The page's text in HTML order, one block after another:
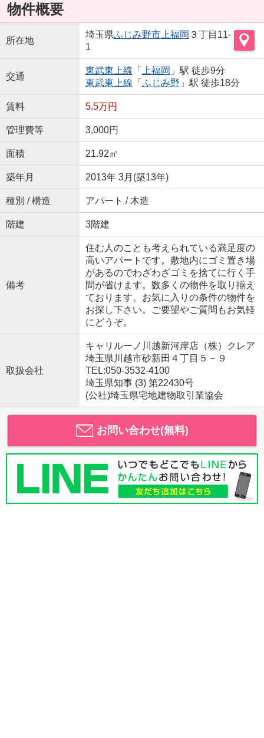
物件概要
所在地
埼玉県ふじみ野市上福岡 ３丁目11-
1
交通
東武東上線 「 上福岡 」駅 徒歩9分
東武東上線 「 ふじみ野 」駅 徒歩18分
賃料 5.5万円
管理費等 3,000円
面積 21.92㎡
築年月 2013年 3月(築13年)
種別 / 構造 アパート / 木造
階建 3階建
備考
住む人のことも考えられている満足度の
高いアパートです。敷地内にゴミ置き場
があるのでわざわざゴミを捨てに行く手
間が省けます。数多くの物件を取り揃え
ております。お気に入りの条件の物件を
お探し下さい。ご要望やご質問もお気軽
にどうぞ。
取扱会社
キャリルーノ川越新河岸店（株）クレア
埼玉県川越市砂新田４丁目５－９
TEL:050-3532-4100
埼玉県知事 (3) 第22430号
(公社)埼玉県宅地建物取引業協会
お問い合わせ(無料)